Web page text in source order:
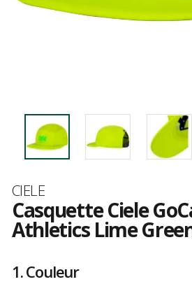
Marque
CIELE
Casquette Ciele
Athletics Lime
clients
1.Couleur